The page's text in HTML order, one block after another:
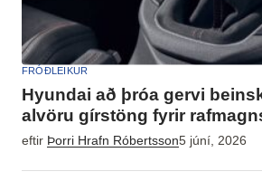
FRÓÐLEIKUR
Hyundai að þróa gervi
alvöru gírstöng fyrir
eftir Þorri Hrafn Róbertsson5 júní, 2026